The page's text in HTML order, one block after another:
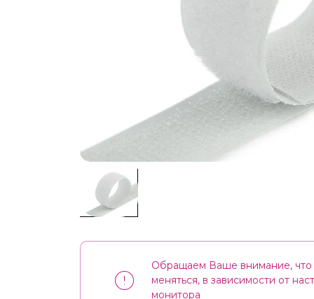
Обращаем Ваше внимание, что
меняться, в зависимости от
монитора